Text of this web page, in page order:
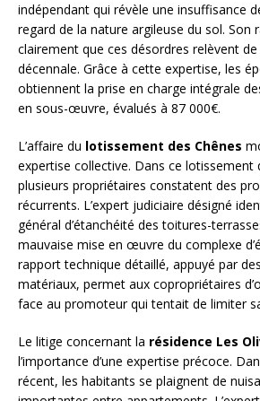
indépendant qui révèle une insuffisance
regard de la nature argileuse du sol. Son
clairement que ces désordres relèvent
décennale. Grâce à cette expertise, les
obtiennent la prise en charge intégrale
en sous-œuvre, évalués à 87 000€.
L’affaire du lotissement des Chênes
expertise collective. Dans ce lotissement
plusieurs propriétaires constatent des
récurrents. L’expert judiciaire désigné
général d’étanchéité des toitures-
mauvaise mise en œuvre du complexe
rapport technique détaillé, appuyé par
matériaux, permet aux copropriétaires
face au promoteur qui tentait de limiter
Le litige concernant la résidence Les
l’importance d’une expertise précoce.
récent, les habitants se plaignent de